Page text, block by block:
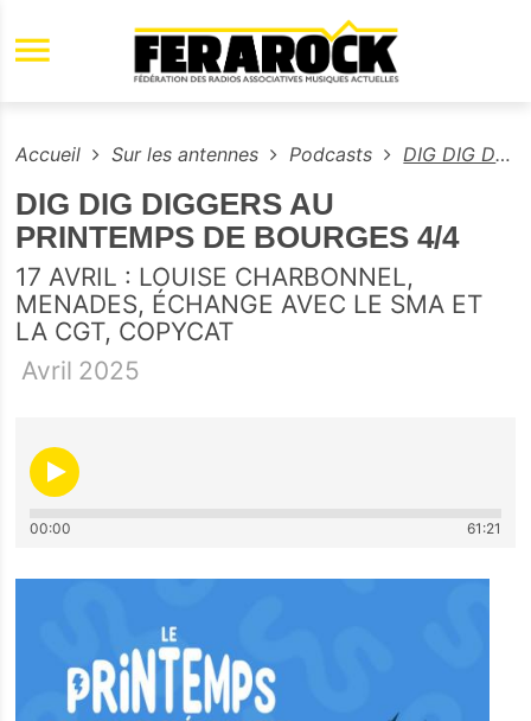
Aller au contenu principal
Accueil Sur les antennes Podcasts DIG DIG DIGGERS AU PRINTEMPS DE BOURGES 4/4
DIG DIG DIGGERS AU
PRINTEMPS DE BOURGES 4/4
17 AVRIL : LOUISE CHARBONNEL,
MENADES, ÉCHANGE AVEC LE SMA ET
LA CGT, COPYCAT
Avril 2025
00:00 61:21